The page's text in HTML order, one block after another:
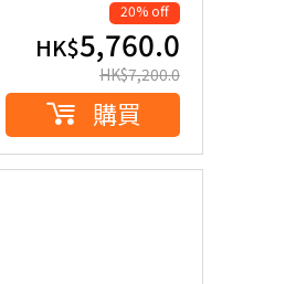
20% off
HK$5,760.0
HK$7,200.0
購買